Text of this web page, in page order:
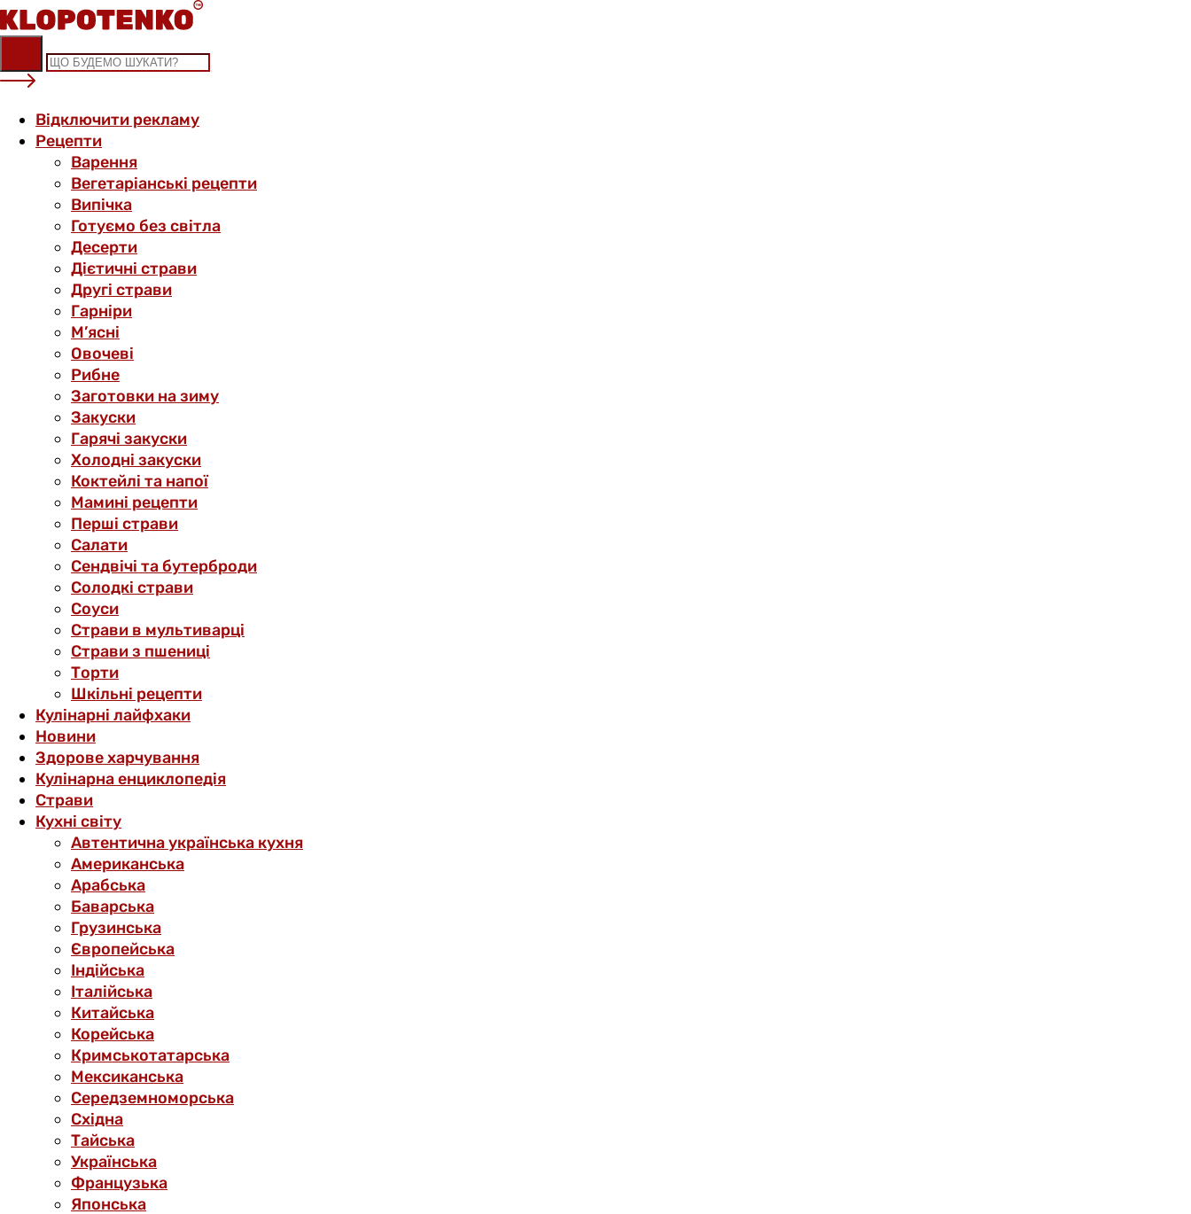
Skip
to
content
Відключити рекламу
Рецепти
Варення
Вегетаріанські рецепти
Випічка
Готуємо без світла
Десерти
Дієтичні страви
Другі страви
Гарніри
М’ясні
Овочеві
Рибне
Заготовки на зиму
Закуски
Гарячі закуски
Холодні закуски
Коктейлі та напої
Мамині рецепти
Перші страви
Салати
Сендвічі та бутерброди
Солодкі страви
Соуси
Страви в мультиварці
Страви з пшениці
Торти
Шкільні рецепти
Кулінарні лайфхаки
Новини
Здорове харчування
Кулінарна енциклопедія
Страви
Кухні світу
Автентична українська кухня
Американська
Арабська
Баварська
Грузинська
Європейська
Індійська
Італійська
Китайська
Корейська
Кримськотатарська
Мексиканська
Середземноморська
Східна
Тайська
Українська
Французька
Японська